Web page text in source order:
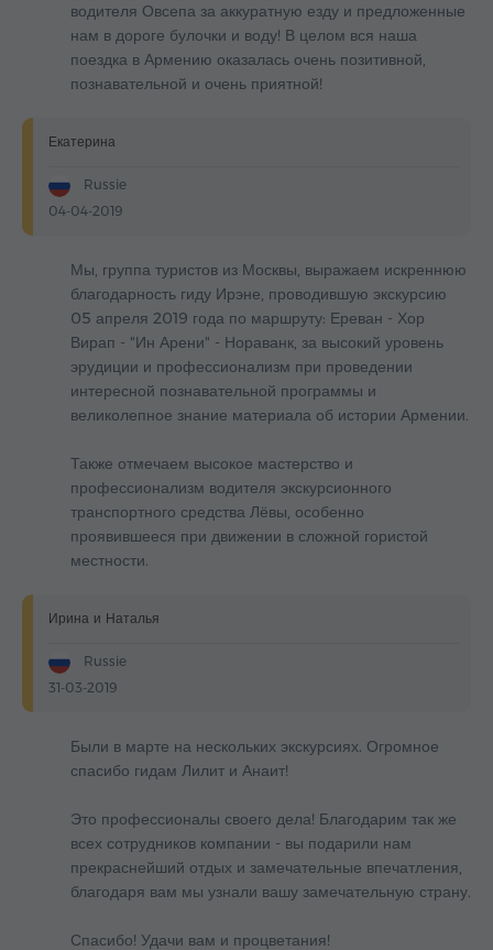
водителя Овсепа за аккуратную езду и предложенные
нам в дороге булочки и воду! В целом вся наша
поездка в Армению оказалась очень позитивной,
познавательной и очень приятной!
Екатерина
Russie
04-04-2019
Мы, группа туристов из Москвы, выражаем искреннюю
благодарность гиду Ирэне, проводившую экскурсию
05 апреля 2019 года по маршруту: Ереван - Хор
Вирап - "Ин Арени" - Нораванк, за высокий уровень
эрудиции и профессионализм при проведении
интересной познавательной программы и
великолепное знание материала об истории Армении.
Также отмечаем высокое мастерство и
профессионализм водителя экскурсионного
транспортного средства Лёвы, особенно
проявившееся при движении в сложной гористой
местности.
Ирина и Наталья
Russie
31-03-2019
Были в марте на нескольких экскурсиях. Огромное
спасибо гидам Лилит и Анаит!
Это профессионалы своего дела! Благодарим так же
всех сотрудников компании - вы подарили нам
прекраснейший отдых и замечательные впечатления,
благодаря вам мы узнали вашу замечательную страну.
Спасибо! Удачи вам и процветания!